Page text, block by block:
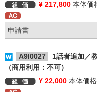
¥ 217,800 本体価
A9I0027
1話者追加／
（商用利用：不可）
¥ 22,000 本体価